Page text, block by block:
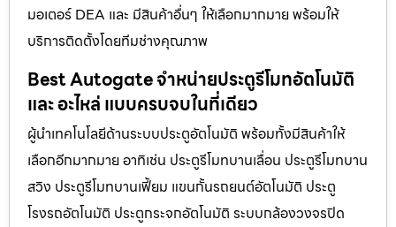
มอเตอร์ DEA และ มีสินค้าอื่นๆ ให้เลือกมากมาย พร้อมให้
บริการติดตั้งโดยทีมช่างคุณภาพ
Best Autogate จำหน่ายประตูรีโมทอัตโนมัติ
และ อะไหล่ แบบครบจบในที่เดียว
ผู้นำเทคโนโลยีด้านระบบประตูอัตโนมัติ พร้อมทั้งมีสินค้าให้
เลือกอีกมากมาย อาทิเช่น ประตูรีโมทบานเลื่อน ประตูรีโมทบาน
สวิง ประตูรีโมทบานเฟี้ยม แขนกั้นรถยนต์อัตโนมัติ ประตู
โรงรถอัตโนมัติ ประตูกระจกอัตโนมัติ ระบบกล้องวงจรปิด